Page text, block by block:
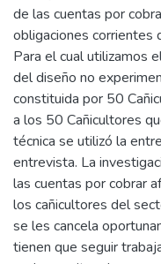
de las cuentas por
obligaciones corrientes
Para el cual utilizamos
del diseño no
constituida por 50
a los 50 Cañicultores
técnica se utilizó la
entrevista. La
las cuentas por cobrar
los cañicultores del
se les cancela
tienen que seguir